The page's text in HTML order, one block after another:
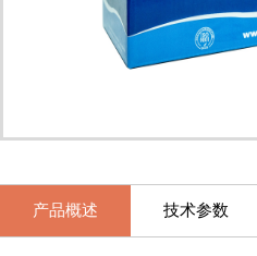
产品概述 技术参数